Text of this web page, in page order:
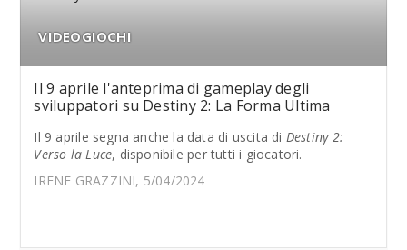
VIDEOGIOCHI
Il 9 aprile l'anteprima di gameplay degli
sviluppatori su Destiny 2: La Forma Ultima
Il 9 aprile segna anche la data di uscita di Destiny 2:
Verso la Luce, disponibile per tutti i giocatori.
IRENE GRAZZINI, 5/04/2024